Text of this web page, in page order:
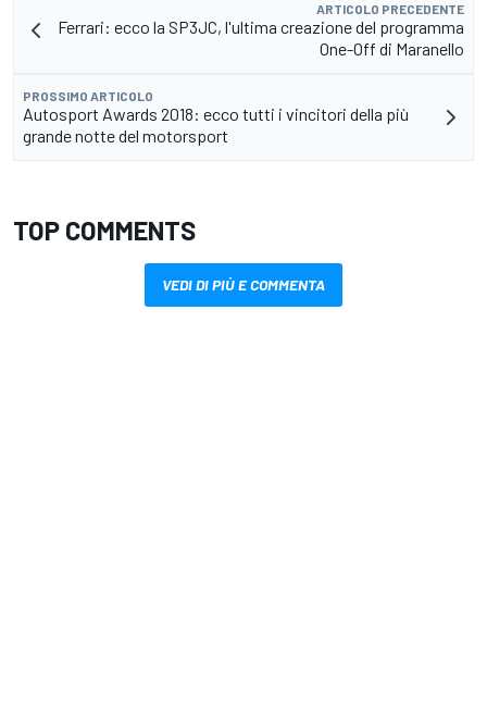
ARTICOLO PRECEDENTE
Ferrari: ecco la SP3JC, l'ultima creazione del programma
One-Off di Maranello
PROSSIMO ARTICOLO
Autosport Awards 2018: ecco tutti i vincitori della più
grande notte del motorsport
TOP COMMENTS
VEDI DI PIÙ E COMMENTA